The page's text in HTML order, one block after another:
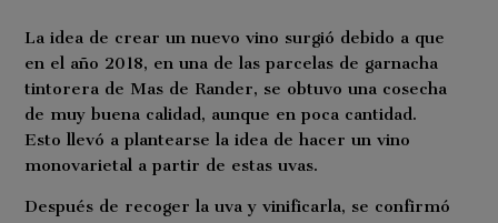
La idea de crear un nuevo vino surgió debido a que
en el año 2018, en una de las parcelas de garnacha
tintorera de Mas de Rander, se obtuvo una cosecha
de muy buena calidad, aunque en poca cantidad.
Esto llevó a plantearse la idea de hacer un vino
monovarietal a partir de estas uvas.
Después de recoger la uva y vinificarla, se confirmó